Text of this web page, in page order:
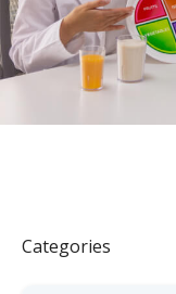
Categories